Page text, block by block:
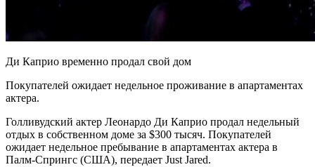
Ди Каприо временно продал свой дом
Покупателей ожидает недельное проживание в апартаментах
актера.
Голливудский актер Леонардо Ди Каприо продал недельный
отдых в собственном доме за $300 тысяч. Покупателей
ожидает недельное пребывание в апартаментах актера в
Палм-Спрингс (США), передает Just Jared.